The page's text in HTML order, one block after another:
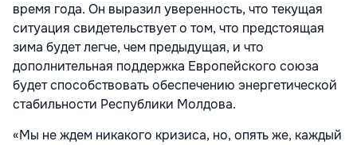
время года. Он выразил уверенность, что текущая
ситуация свидетельствует о том, что предстоящая
зима будет легче, чем предыдущая, и что
дополнительная поддержка Европейского союза
будет способствовать обеспечению энергетической
стабильности Республики Молдова.
«Мы не ждем никакого кризиса, но, опять же, каждый